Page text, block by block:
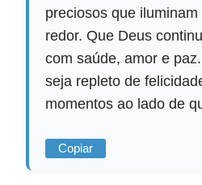
preciosos que
redor. Que Deus
com saúde, amor e
seja repleto de
momentos ao lado de
Copiar